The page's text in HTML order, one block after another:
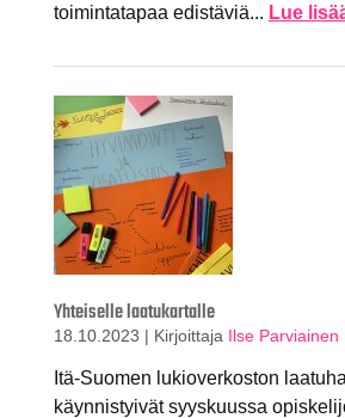
toimintatapaa edistäviä... Lue
Yhteiselle laatukartalle
18.10.2023 | Kirjoittaja Ilse Parviainen
Itä-Suomen lukioverkoston
käynnistyivät syyskuussa